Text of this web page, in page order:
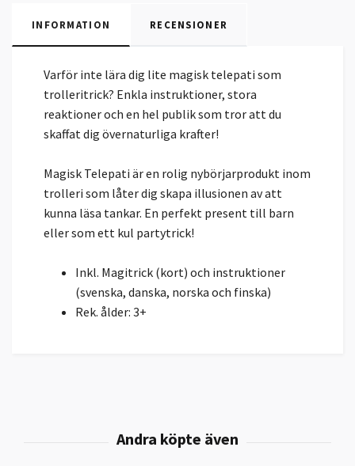
INFORMATION RECENSIONER
Varför inte lära dig lite magisk telepati som
trolleritrick? Enkla instruktioner, stora
reaktioner och en hel publik som tror att du
skaffat dig övernaturliga krafter!
Magisk Telepati är en rolig nybörjarprodukt inom
trolleri som låter dig skapa illusionen av att
kunna läsa tankar. En perfekt present till barn
eller som ett kul partytrick!
Inkl. Magitrick (kort) och instruktioner
(svenska, danska, norska och finska)
Rek. ålder: 3+